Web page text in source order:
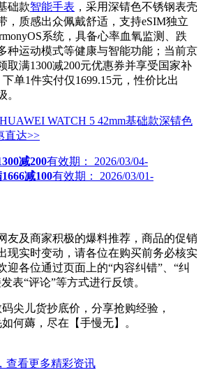
础款智能手表 ，采用深锖色不锈钢表壳
，质感出众佩戴舒适，支持eSIM独立
系统，具备心率血氧监测、跌
种运动模式等健康与智能功能；当前京
取满1300减200元优惠券并享受国家补
单1件实付仅1699.15元，性价比出
。
WATCH 5 42mm基础款深锖色
直达>>
减200有效期：
2026/03/04-
减100有效期：
2026/03/01-
友及商家积极的爆料推荐，商品的促销
现实时变动，请各位在购买前务必核实
迎各位通过页面上的“内容纠错”、“纠
表“评论”等方式进行反馈。
尖儿货抄底价，分享抢购经验，
何薅，尽在【手慢无】。
查看更多精彩资讯